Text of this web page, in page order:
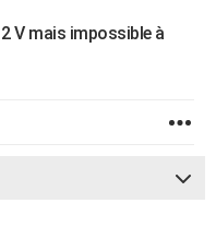
V mais impossible à